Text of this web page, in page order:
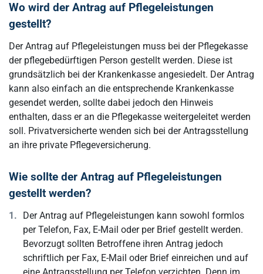
Wo wird der Antrag auf Pflegeleistungen
gestellt?
Der Antrag auf Pflegeleistungen muss bei der Pflegekasse
der pflegebedürftigen Person gestellt werden. Diese ist
grundsätzlich bei der Krankenkasse angesiedelt. Der Antrag
kann also einfach an die entsprechende Krankenkasse
gesendet werden, sollte dabei jedoch den Hinweis
enthalten, dass er an die Pflegekasse weitergeleitet werden
soll. Privatversicherte wenden sich bei der Antragsstellung
an ihre private Pflegeversicherung.
Wie sollte der Antrag auf Pflegeleistungen
gestellt werden?
Der Antrag auf Pflegeleistungen kann sowohl formlos
per Telefon, Fax, E-Mail oder per Brief gestellt werden.
Bevorzugt sollten Betroffene ihren Antrag jedoch
schriftlich per Fax, E-Mail oder Brief einreichen und auf